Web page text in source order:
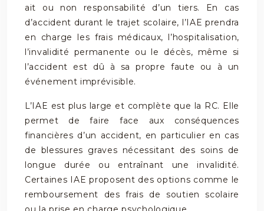
ait ou non responsabilité d’un tiers. En cas
d’accident durant le trajet scolaire, l’IAE prendra
en charge les frais médicaux, l’hospitalisation,
l’invalidité permanente ou le décès, même si
l’accident est dû à sa propre faute ou à un
événement imprévisible.
L’IAE est plus large et complète que la RC. Elle
permet de faire face aux conséquences
financières d’un accident, en particulier en cas
de blessures graves nécessitant des soins de
longue durée ou entraînant une invalidité.
Certaines IAE proposent des options comme le
remboursement des frais de soutien scolaire